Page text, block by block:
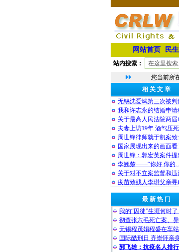
网站首页 民
站内搜索：
您当前所
相 关 文 章
无锡沈爱斌第三次被判
我和许志永的结婚申请
关于最高人民法院两届
夫妻上访19年 酒驾压
周世锋律师就于凯案致
国家展现出来的画面看
周世锋：郭宏英案件提
李翘楚——“你好 你的
关于对不立案监督和违
疫苗致残人李琪父亲寻
最 新 热 门
我的“囚徒”生涯何时了
彻查张六毛死亡案、异
无锡程茂娟程盛在车
国际酷刑日 齐崇怀亲
郭飞雄：抗疫名人排